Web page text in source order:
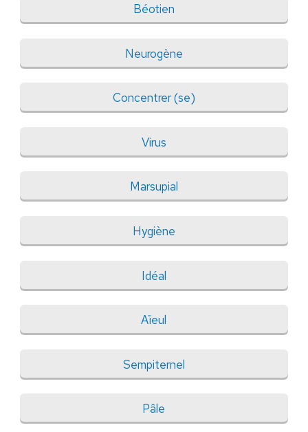
Béotien
Neurogène
Concentrer (se)
Virus
Marsupial
Hygiène
Idéal
Aïeul
Sempiternel
Pâle